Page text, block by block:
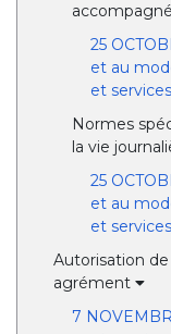
accompagné
25
et au
et
Normes
la vie
25
et au
et
Autorisation
agrément
7